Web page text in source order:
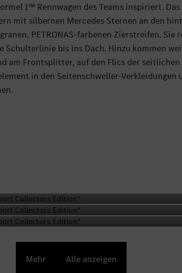
1™ Rennwagen des Teams inspiriert.
mit silbernen Mercedes Sternen an den
PETRONAS-farbenen Zierstreifen. Sie
bis ins Dach. Hinzu kommen
am Frontsplitter, auf den Flics der
in den Seitenschweller-Verkleidungen
akzentuiert. Die gleiche Farbe tragen
1‑Kolben‑Faustsätteln hinten. An der
305/30 ZR 21.
Paket Exterieur mit Frontsplitter,
Heckflügel in hochwertig verarbeitetem
zum Ausstattungsumfang gehören das
Mehr Alle anzeigen